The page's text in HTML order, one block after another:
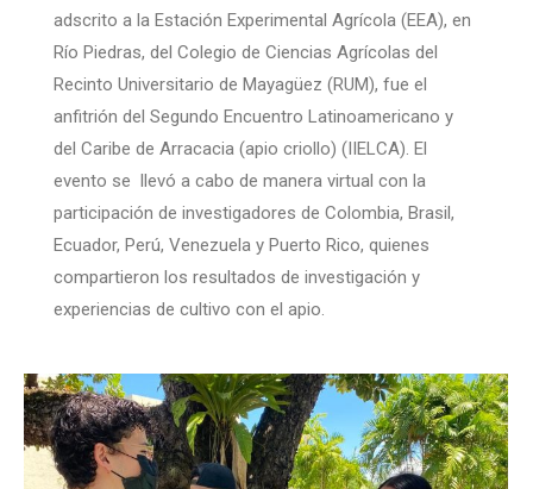
adscrito a la Estación Experimental Agrícola (EEA), en
Río Piedras, del Colegio de Ciencias Agrícolas del
Recinto Universitario de Mayagüez (RUM), fue el
anfitrión del Segundo Encuentro Latinoamericano y
del Caribe de Arracacia (apio criollo) (IIELCA). El
evento se llevó a cabo de manera virtual con la
participación de investigadores de Colombia, Brasil,
Ecuador, Perú, Venezuela y Puerto Rico, quienes
compartieron los resultados de investigación y
experiencias de cultivo con el apio.